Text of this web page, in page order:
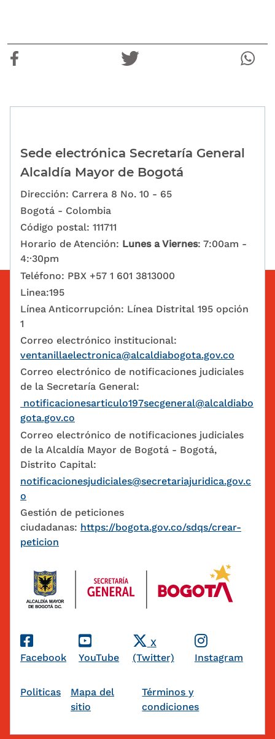
Sede electrónica Secretaría General
Alcaldía Mayor de Bogotá
Dirección: Carrera 8 No. 10 - 65
Bogotá - Colombia
Código postal: 111711
Horario de Atención: Lunes a Viernes: 7:00am -
4:·30pm
Teléfono: PBX +57 1 601 3813000
Linea:195
Línea Anticorrupción: Línea Distrital 195 opción
1
Correo electrónico institucional:
ventanillaelectronica@alcaldiabogota.gov.co
Correo electrónico de notificaciones judiciales
de la Secretaría General:
notificacionesarticulo197secgeneral@alcaldiabo
gota.gov.co
Correo electrónico de notificaciones judiciales
de la Alcaldía Mayor de Bogotá - Bogotá,
Distrito Capital:
notificacionesjudiciales@secretariajuridica.gov.c
o
Gestión de peticiones
ciudadanas: https://bogota.gov.co/sdqs/crear-
peticion
Redes Sociales
Facebook YouTube
X
(Twitter)
Instagram
Pie de página
Politicas
Mapa del
sitio
Términos y
condiciones